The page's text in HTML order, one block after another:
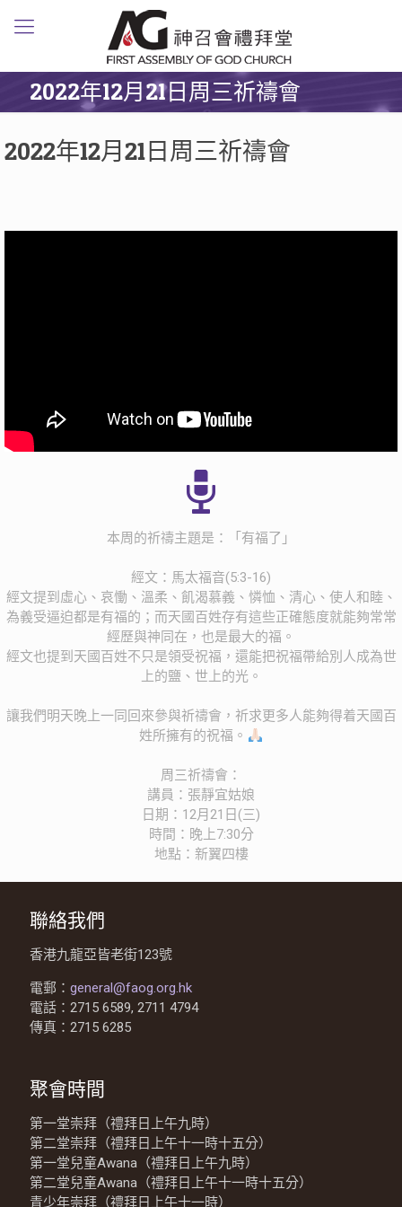
2022年12月21日周三祈禱會
2022年12月21日周三祈禱會
本周的祈禱主題是：「有福了」
經文：馬太福音(5:3-16)
經文提到虛心、哀慟、溫柔、飢渴慕義、憐恤、清心、使人和睦、
為義受逼迫都是有福的；而天國百姓存有這些正確態度就能夠常常
經歷與神同在，也是最大的福。
經文也提到天國百姓不只是領受祝福，還能把祝福帶給別人成為世
上的鹽、世上的光。
讓我們明天晚上一同回來參與祈禱會，祈求更多人能夠得着天國百
姓所擁有的祝福。
周三祈禱會：‭‭
講員：張靜宜姑娘‭‭
日期：12月21日(三)‭‭
時間：晚上7:30分‭‭
地點：新翼四樓‭‭
聯絡我們
香港九龍亞皆老街123號
電郵： general@faog.org.hk
電話：2715 6589, 2711 4794
傳真：2715 6285
聚會時間
第一堂崇拜（禮拜日上午九時）
第二堂崇拜（禮拜日上午十一時十五分）
第一堂兒童Awana（禮拜日上午九時）
第二堂兒童Awana（禮拜日上午十一時十五分）
青少年崇拜（禮拜日上午十一時）